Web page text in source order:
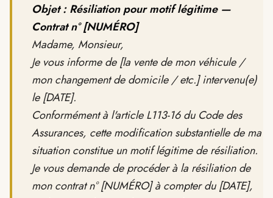
Objet : Résiliation pour motif légitime —
Contrat n° [NUMÉRO]
Madame, Monsieur,
Je vous informe de [la vente de mon véhicule /
mon changement de domicile / etc.] intervenu(e)
le [DATE].
Conformément à l'article L113-16 du Code des
Assurances, cette modification substantielle de ma
situation constitue un motif légitime de résiliation.
Je vous demande de procéder à la résiliation de
mon contrat n° [NUMÉRO] à compter du [DATE],